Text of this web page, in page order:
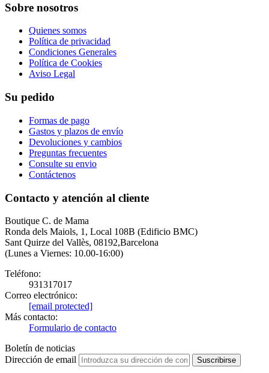
Sobre nosotros
Quienes somos
Política de privacidad
Condiciones Generales
Política de Cookies
Aviso Legal
Su pedido
Formas de pago
Gastos y plazos de envío
Devoluciones y cambios
Preguntas frecuentes
Consulte su envio
Contáctenos
Contacto y atención al cliente
Boutique C. de Mama
Ronda dels Maiols, 1, Local 108B (Edificio BMC)
Sant Quirze del Vallès, 08192,Barcelona
(Lunes a Viernes: 10.00-16:00)
Teléfono:
931317017
Correo electrónico:
[email protected]
Más contacto:
Formulario de contacto
Boletín de noticias
Dirección de email
Suscribirse